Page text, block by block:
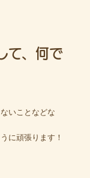
て、何で
いことなどな
に頑張ります！